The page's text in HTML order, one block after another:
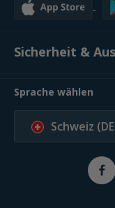
Sicherheit &
Sprache wählen
Schweiz